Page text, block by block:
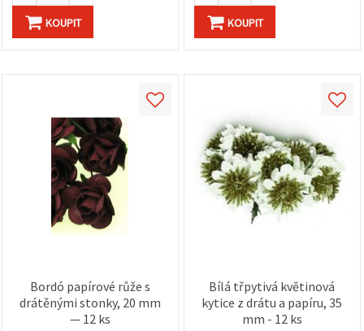
KOUPIT KOUPIT
Bordó papírové růže s
drátěnými stonky, 20 mm
— 12 ks
Bílá třpytivá květinová
kytice z drátu a papíru, 35
mm - 12 ks